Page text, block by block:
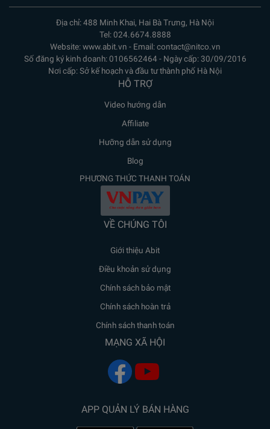
Địa chỉ: 488 Minh Khai, Hai Bà Trưng, Hà Nội
Tel: 024.6674.8888
Website: www.abit.vn - Email: contact@nitco.vn
Số đăng ký kinh doanh: 0106562464 - Ngày cấp: 30/09/2016
Nơi cấp: Sở kế hoạch và đầu tư thành phố Hà Nội
HỖ TRỢ
Video hướng dẫn
Affiliate
Hưỡng dẫn sử dụng
Blog
PHƯƠNG THỨC THANH TOÁN
VỀ CHÚNG TÔI
Giới thiệu Abit
Điều khoản sử dụng
Chính sách bảo mật
Chính sách hoàn trả
Chính sách thanh toán
MẠNG XÃ HỘI
APP QUẢN LÝ BÁN HÀNG